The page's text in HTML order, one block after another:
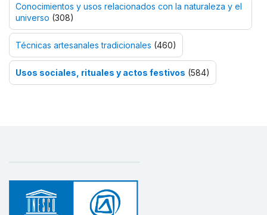
Conocimientos y usos relacionados con la naturaleza y el
universo (308)
Técnicas artesanales tradicionales (460)
Usos sociales, rituales y actos festivos (584)